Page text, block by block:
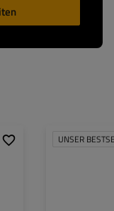
UNSER